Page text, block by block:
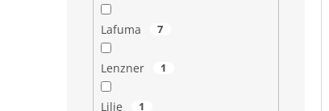
Lafuma 7
Lenzner 1
Lilie 1